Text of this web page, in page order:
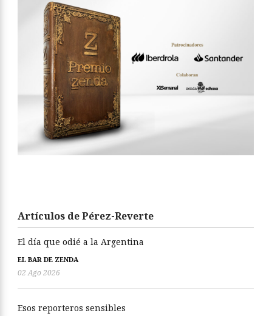
Artículos de Pérez-Reverte
El día que odié a la Argentina
EL BAR DE ZENDA
02 Ago 2026
Esos reporteros sensibles